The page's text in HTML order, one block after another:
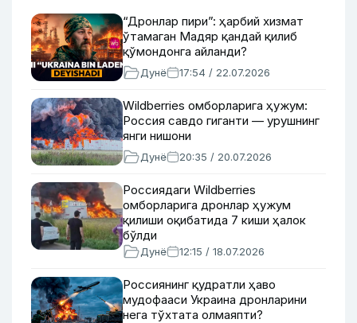
“Дронлар пири”: ҳарбий хизмат
ўтамаган Мадяр қандай қилиб
қўмондонга айланди?
Дунё 17:54 / 22.07.2026
Wildberries омборларига ҳужум:
Россия савдо гиганти — урушнинг
янги нишони
Дунё 20:35 / 20.07.2026
Россиядаги Wildberries
омборларига дронлар ҳужум
қилиши оқибатида 7 киши ҳалок
бўлди
Дунё 12:15 / 18.07.2026
Россиянинг қудратли ҳаво
мудофааси Украина дронларини
нега тўхтата олмаяпти?